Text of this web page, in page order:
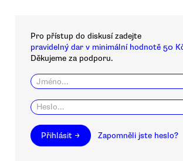
Pro přístup do diskusí zadejte
pravidelný dar v minimální hodnotě 50
Děkujeme za podporu.
Přihlásit → Zapomněli jste heslo?